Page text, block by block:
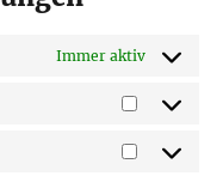
Immer aktiv